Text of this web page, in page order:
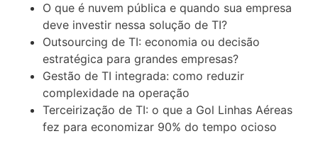
O que é nuvem pública e quando sua empresa
deve investir nessa solução de TI?
Outsourcing de TI: economia ou decisão
estratégica para grandes empresas?
Gestão de TI integrada: como reduzir
complexidade na operação
Terceirização de TI: o que a Gol Linhas Aéreas
fez para economizar 90% do tempo ocioso